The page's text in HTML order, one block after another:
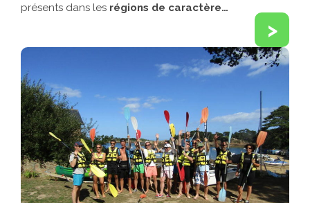
présents dans les régions de caractère…
>